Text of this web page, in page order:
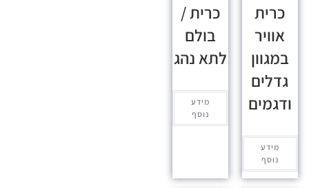
כרית
אוויר
במגוון
גדלים
ודגמים
מידע
נוסף
כרית /
בולם
לתא נהג
מידע
נוסף